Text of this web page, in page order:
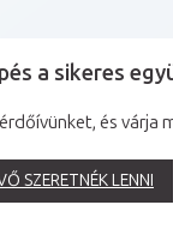
a sikeres
és várja
SZERETNÉK LENNI